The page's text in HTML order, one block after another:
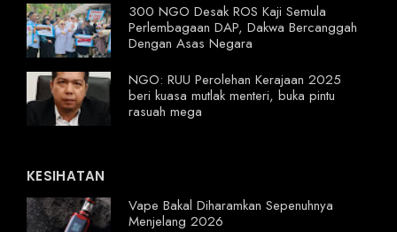
300 NGO Desak ROS Kaji Semula
Perlembagaan DAP, Dakwa Bercanggah
Dengan Asas Negara
NGO: RUU Perolehan Kerajaan 2025
beri kuasa mutlak menteri, buka pintu
rasuah mega
KESIHATAN
Vape Bakal Diharamkan Sepenuhnya
Menjelang 2026